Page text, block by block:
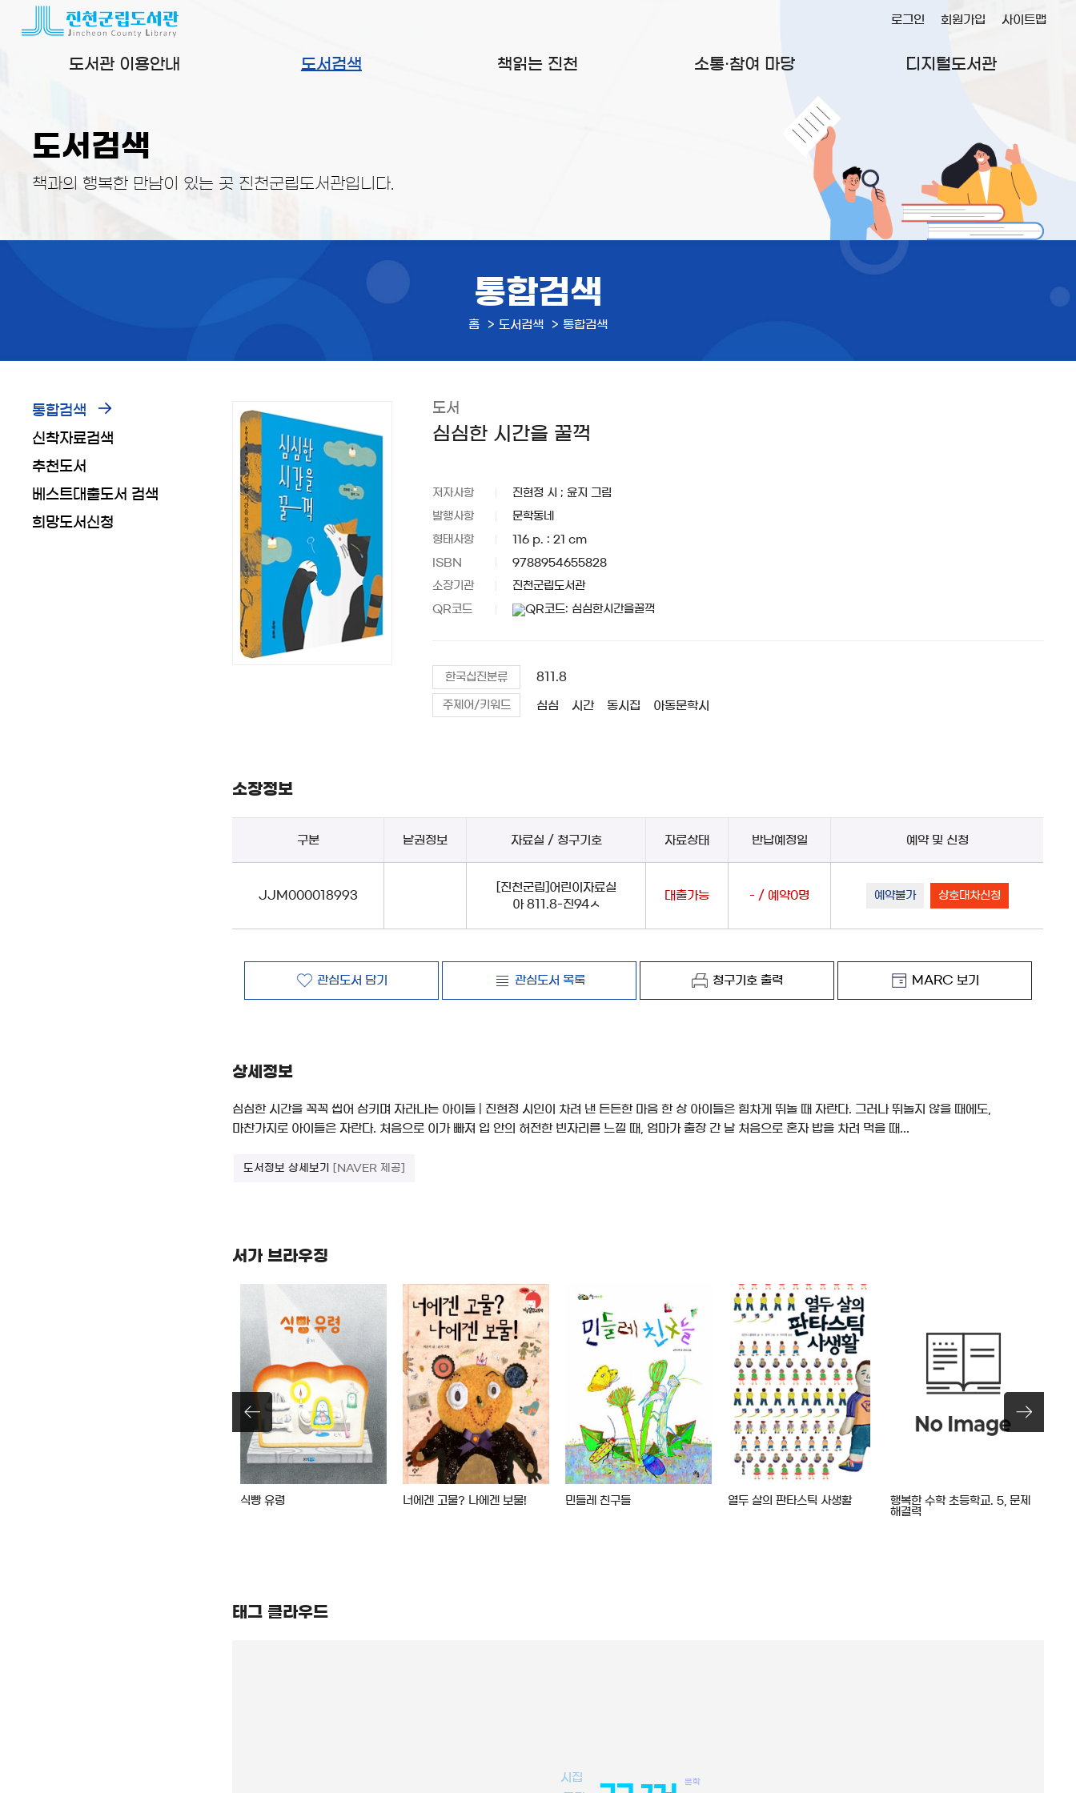
도서관 이용안내 도서검색 책읽는 진천 소통·참여 마당 디지털도서관
로그인 회원가입 사이트맵
도서검색
책과의 행복한 만남이 있는 곳 진천군립도서관입니다.
통합검색
홈 도서검색 통합검색
통합검색
신착자료검색
추천도서
베스트대출도서 검색
희망도서신청
도서
심심한 시간을 꿀꺽
저자사항 진현정 시 ; 윤지 그림
발행사항 문학동네
형태사항 116 p. : 21 cm
ISBN 9788954655828
소장기관 진천군립도서관
QR코드
한국십진분류 811.8
주제어/키워드 심심 시간 동시집 아동문학시
소장정보
구분 낱권정보 자료실 / 청구기호 자료상태 반납예정일 예약 및 신청
JJM000018993
[진천군립]어린이자료실
아 811.8-진94ㅅ
대출가능 - / 예약0명 예약불가 상호대차신청
관심도서 담기 관심도서 목록 청구기호 출력 MARC 보기
상세정보
심심한 시간을 꼭꼭 씹어 삼키며 자라나는 아이들 | 진현정 시인이 차려 낸 든든한 마음 한 상 아이들은 힘차게 뛰놀 때 자란다. 그러나 뛰놀지 않을 때에도,
마찬가지로 아이들은 자란다. 처음으로 이가 빠져 입 안의 허전한 빈자리를 느낄 때, 엄마가 출장 간 날 처음으로 혼자 밥을 차려 먹을 때...
도서정보 상세보기 [NAVER 제공]
서가 브라우징
식빵 유령 너에겐 고물? 나에겐 보물! 민들레 친구들 열두 살의 판타스틱 사생활
행복한 수학 초등학교. 5, 문제
해결력
태그 클라우드
시집 문학